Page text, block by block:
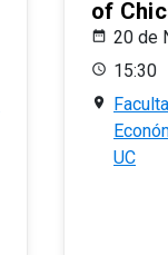
of
20 de
15:30
UC